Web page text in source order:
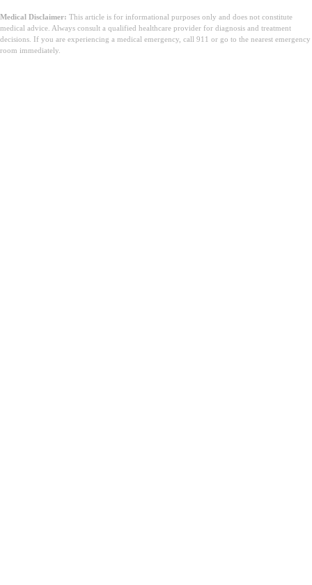
Medical Disclaimer: This article is for informational purposes only and does not constitute
medical advice. Always consult a qualified healthcare provider for diagnosis and treatment
decisions. If you are experiencing a medical emergency, call 911 or go to the nearest emergency
room immediately.